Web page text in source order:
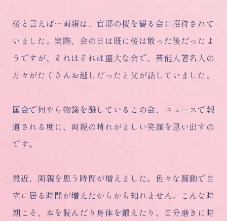
桜と言えば…両親は、官邸の桜を観る会に招待されて
いました。実際、会の日は既に桜は散った後だったよ
うですが、それはそれは盛大な会で、芸能人著名人の
方々がたくさんお越しだったと父が話していました。
国会で何やら物議を醸しているこの会、ニュースで報
道される度に、両親の晴れがましい笑顔を思い出すの
です。
最近、両親を思う時間が増えました。色々な騒動で自
宅に居る時間が増えたからかも知れません。こんな時
期こそ、本を読んだり身体を鍛えたり、自分磨きに時